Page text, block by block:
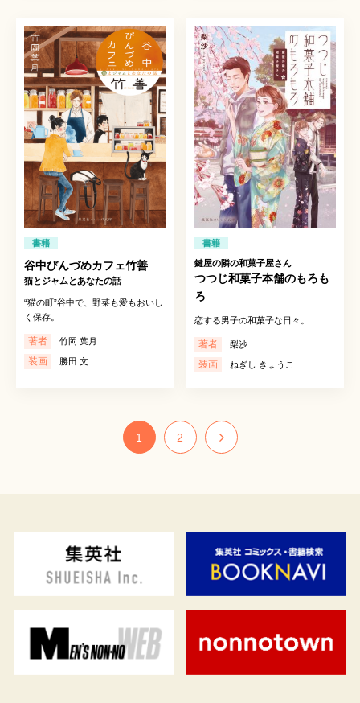
書籍
谷中びんづめカフェ竹善
猫とジャムとあなたの話
“猫の町”谷中で、野菜も愛もおいし
く保存。
著者 竹岡 葉月
装画 勝田 文
書籍
鍵屋の隣の和菓子屋さん
つつじ和菓子本舗のもろも
ろ
恋する男子の和菓子な日々。
著者 梨沙
装画 ねぎし きょうこ
1 2